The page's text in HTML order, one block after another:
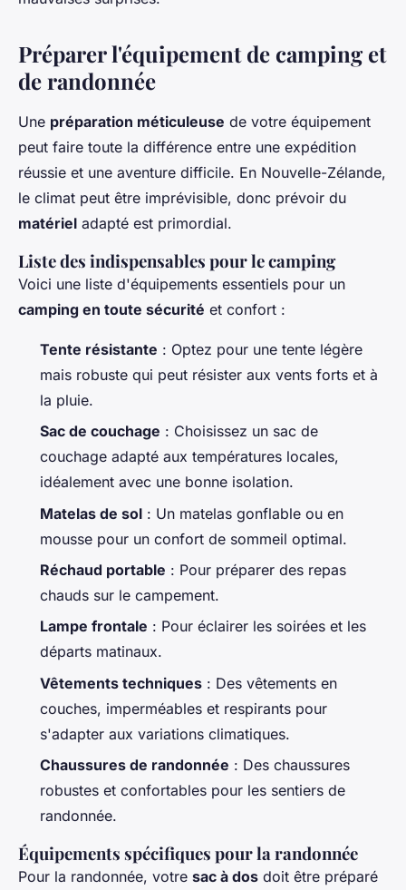
Préparer l'équipement de camping et
de randonnée
Une préparation méticuleuse de votre équipement
peut faire toute la différence entre une expédition
réussie et une aventure difficile. En Nouvelle-Zélande,
le climat peut être imprévisible, donc prévoir du
matériel adapté est primordial.
Liste des indispensables pour le camping
Voici une liste d'équipements essentiels pour un
camping en toute sécurité et confort :
Tente résistante : Optez pour une tente légère
mais robuste qui peut résister aux vents forts et à
la pluie.
Sac de couchage : Choisissez un sac de
couchage adapté aux températures locales,
idéalement avec une bonne isolation.
Matelas de sol : Un matelas gonflable ou en
mousse pour un confort de sommeil optimal.
Réchaud portable : Pour préparer des repas
chauds sur le campement.
Lampe frontale : Pour éclairer les soirées et les
départs matinaux.
Vêtements techniques : Des vêtements en
couches, imperméables et respirants pour
s'adapter aux variations climatiques.
Chaussures de randonnée : Des chaussures
robustes et confortables pour les sentiers de
randonnée.
Équipements spécifiques pour la randonnée
Pour la randonnée, votre sac à dos doit être préparé